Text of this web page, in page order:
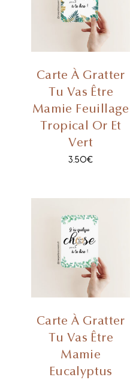
Carte À Gratter
Tu Vas Être
Mamie Feuillage
Tropical Or Et
Vert
3.50€
Carte À Gratter
Tu Vas Être
Mamie
Eucalyptus